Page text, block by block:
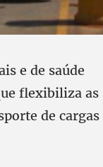
e de saúde
flexibiliza as
de cargas